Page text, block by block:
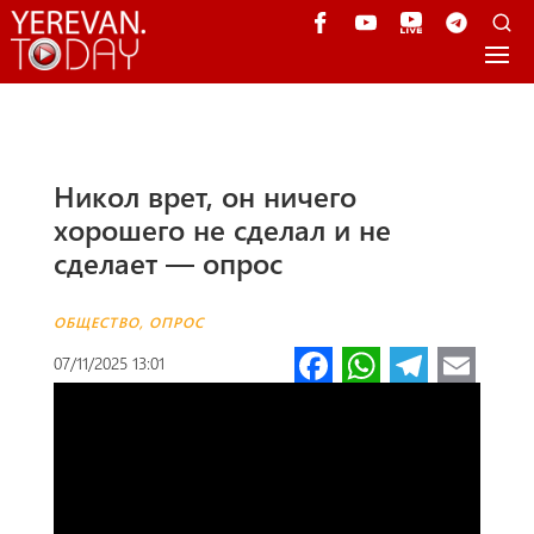
Никол врет, он ничего
хорошего не сделал и не
сделает — опрос
ОБЩЕСТВО, ОПРОС
07/11/2025 13:01 Fa W Te